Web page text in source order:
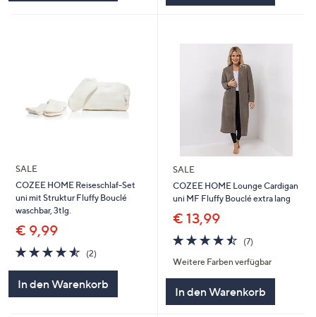
SALE
COZEE HOME Reiseschlaf-Set
uni mit Struktur Fluffy Bouclé
waschbar, 3tlg.
€ 9,99
4.5
von
(2)
In den Warenkorb
SALE
COZEE HOME Lounge Cardigan
uni MF Fluffy Bouclé extra lang
€ 13,99
4.4
von
5
(7)
Weitere Farben verfügbar
In den Warenkorb